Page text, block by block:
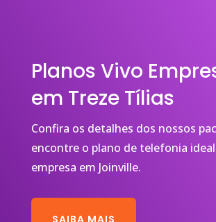
Planos Vivo
em Treze Tílias
Confira os detalhes dos nossos
encontre o plano de telefonia ideal
empresa em Joinville.
SAIBA MAIS